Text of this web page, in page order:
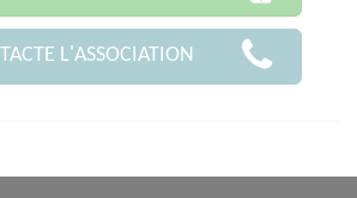
L'ASSOCIATION